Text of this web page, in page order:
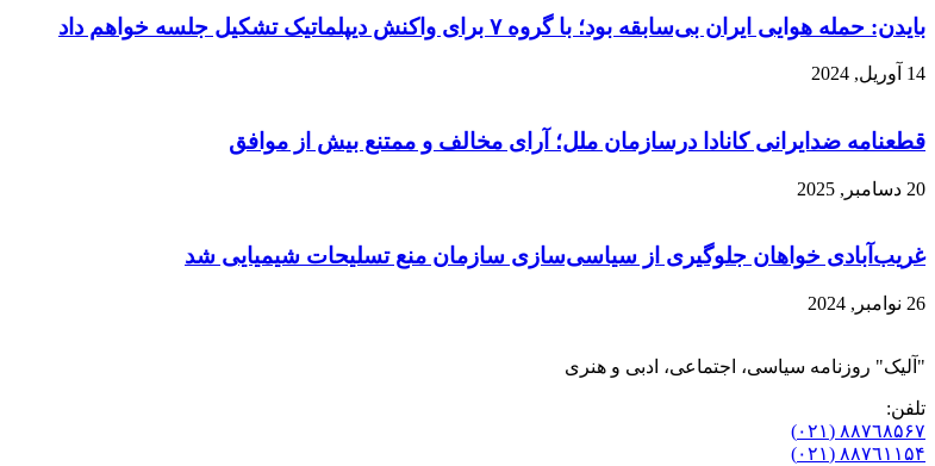
بایدن: حمله هوایی ایران بی‌سابقه بود؛ با گروه ۷ برای واکنش دیپلماتیک تشکیل جلسه خواهم داد
14 آوریل, 2024
قطعنامه ضدایرانی کانادا درسازمان ملل؛ آرای مخالف و ممتنع بیش از موافق
20 دسامبر, 2025
غریب‌آبادی خواهان جلوگیری از سیاسی‌سازی سازمان منع تسلیحات شیمیایی شد
26 نوامبر, 2024
"آلیک" روزنامه سیاسی، اجتماعی، ادبی و هنری
تلفن:
٨۸٧٦٨۵۶۷ (٠٢١)
٨۸٧٦۱۱۵۴ (٠٢١)